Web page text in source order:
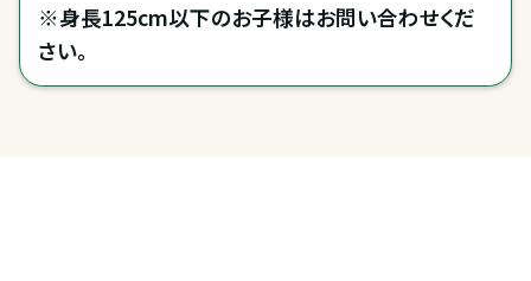
※身長125cm以下のお子様はお問い合わせくだ
さい。